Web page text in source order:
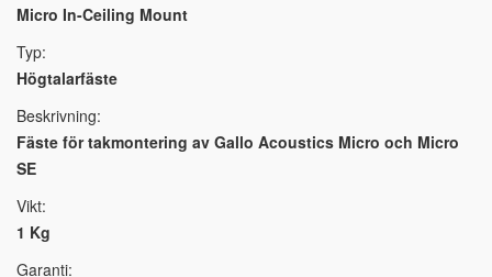
Micro In-Ceiling Mount
Typ:
Högtalarfäste
Beskrivning:
Fäste för takmontering av Gallo Acoustics Micro och Micro
SE
Vikt:
1 Kg
Garanti: